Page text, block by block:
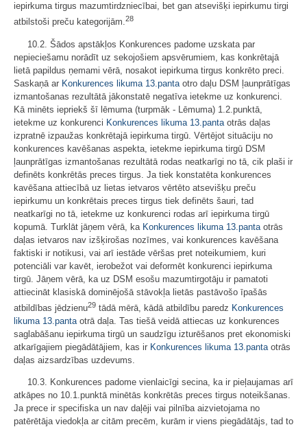
iepirkuma tirgus mazumtirdzniecībai, bet gan atsevišķi iepirkumu tirgi
atbilstoši preču kategorijām.28
10.2. Šādos apstākļos Konkurences padome uzskata par
nepieciešamu norādīt uz sekojošiem apsvērumiem, kas konkrētajā
lietā papildus ņemami vērā, nosakot iepirkuma tirgus konkrēto preci.
Saskaņā ar Konkurences likuma 13.panta otro daļu DSM ļaunprātīgas
izmantošanas rezultātā jākonstatē negatīva ietekme uz konkurenci.
Kā minēts iepriekš šī lēmuma (turpmāk ‑ Lēmuma) 1.2.punktā,
ietekme uz konkurenci Konkurences likuma 13.panta otrās daļas
izpratnē izpaužas konkrētajā iepirkuma tirgū. Vērtējot situāciju no
konkurences kavēšanas aspekta, ietekme iepirkuma tirgū DSM
ļaunprātīgas izmantošanas rezultātā rodas neatkarīgi no tā, cik plaši ir
definēts konkrētās preces tirgus. Ja tiek konstatēta konkurences
kavēšana attiecībā uz lietas ietvaros vērtēto atsevišķu preču
iepirkumu un konkrētais preces tirgus tiek definēts šauri, tad
neatkarīgi no tā, ietekme uz konkurenci rodas arī iepirkuma tirgū
kopumā. Turklāt jāņem vērā, ka Konkurences likuma 13.panta otrās
daļas ietvaros nav izšķirošas nozīmes, vai konkurences kavēšana
faktiski ir notikusi, vai arī iestāde vēršas pret noteikumiem, kuri
potenciāli var kavēt, ierobežot vai deformēt konkurenci iepirkuma
tirgū. Jāņem vērā, ka uz DSM esošu mazumtirgotāju ir pamatoti
attiecināt klasiskā dominējošā stāvokļa lietās pastāvošo īpašās
atbildības jēdzienu29 tādā mērā, kādā atbildību paredz Konkurences
likuma 13.panta otrā daļa. Tas tiešā veidā attiecas uz konkurences
saglabāšanu iepirkuma tirgū un saudzīgu izturēšanos pret ekonomiski
atkarīgajiem piegādātājiem, kas ir Konkurences likuma 13.panta otrās
daļas aizsardzības uzdevums.
10.3. Konkurences padome vienlaicīgi secina, ka ir pieļaujamas arī
atkāpes no 10.1.punktā minētās konkrētās preces tirgus noteikšanas.
Ja prece ir specifiska un nav daļēji vai pilnība aizvietojama no
patērētāja viedokļa ar citām precēm, kurām ir viens piegādātājs, tad to